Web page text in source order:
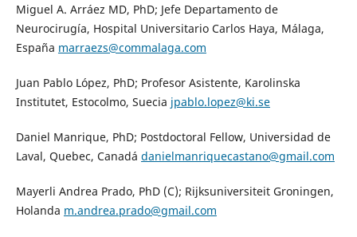
Miguel A. Arráez MD, PhD; Jefe Departamento de
Neurocirugía, Hospital Universitario Carlos Haya, Málaga,
España marraezs@commalaga.com
Juan Pablo López, PhD; Profesor Asistente, Karolinska
Institutet, Estocolmo, Suecia jpablo.lopez@ki.se
Daniel Manrique, PhD; Postdoctoral Fellow, Universidad de
Laval, Quebec, Canadá danielmanriquecastano@gmail.com
Mayerli Andrea Prado, PhD (C); Rijksuniversiteit Groningen,
Holanda m.andrea.prado@gmail.com